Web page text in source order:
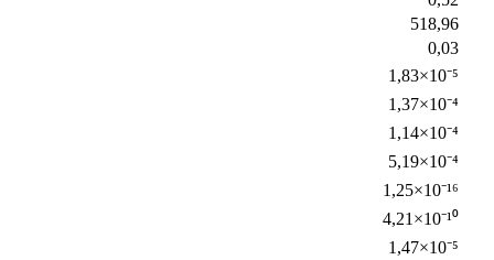
518,96
0,03
1,83×10⁻⁵
1,37×10⁻⁴
1,14×10⁻⁴
5,19×10⁻⁴
1,25×10⁻¹⁶
4,21×10⁻¹⁰
1,47×10⁻⁵